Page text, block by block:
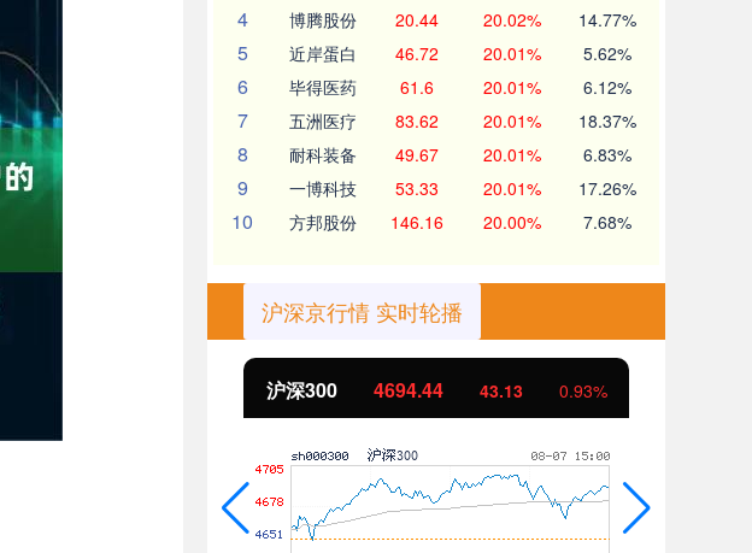
4 博腾股份 20.44 20.02% 14.77%
5 近岸蛋白 46.72 20.01% 5.62%
6 毕得医药 61.6 20.01% 6.12%
7 五洲医疗 83.62 20.01% 18.37%
8 耐科装备 49.67 20.01% 6.83%
9 一博科技 53.33 20.01% 17.26%
10 方邦股份 146.16 20.00% 7.68%
沪深京行情 实时轮播
沪深300 4694.44 43.13 0.93%